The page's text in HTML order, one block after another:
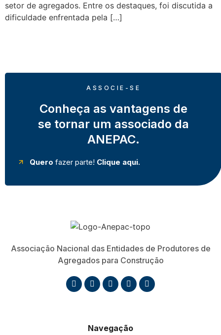
setor de agregados. Entre os destaques, foi discutida a
dificuldade enfrentada pela […]
ASSOCIE-SE
Conheça as vantagens de
se tornar um associado da
ANEPAC.
Quero fazer parte! Clique aqui.
Associação Nacional das Entidades de Produtores de
Agregados para Construção
Navegação